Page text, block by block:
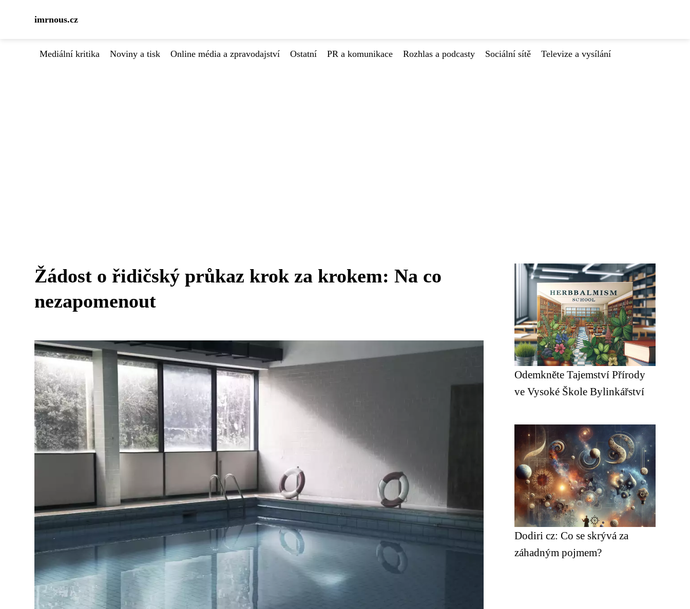
imrnous.cz
Mediální kritika Noviny a tisk Online média a zpravodajství Ostatní PR a komunikace Rozhlas a podcasty Sociální sítě Televize a vysílání
Žádost o řidičský průkaz krok za krokem: Na co
nezapomenout
Odemkněte Tajemství Přírody
ve Vysoké Škole Bylinkářství
Dodiri cz: Co se skrývá za
záhadným pojmem?